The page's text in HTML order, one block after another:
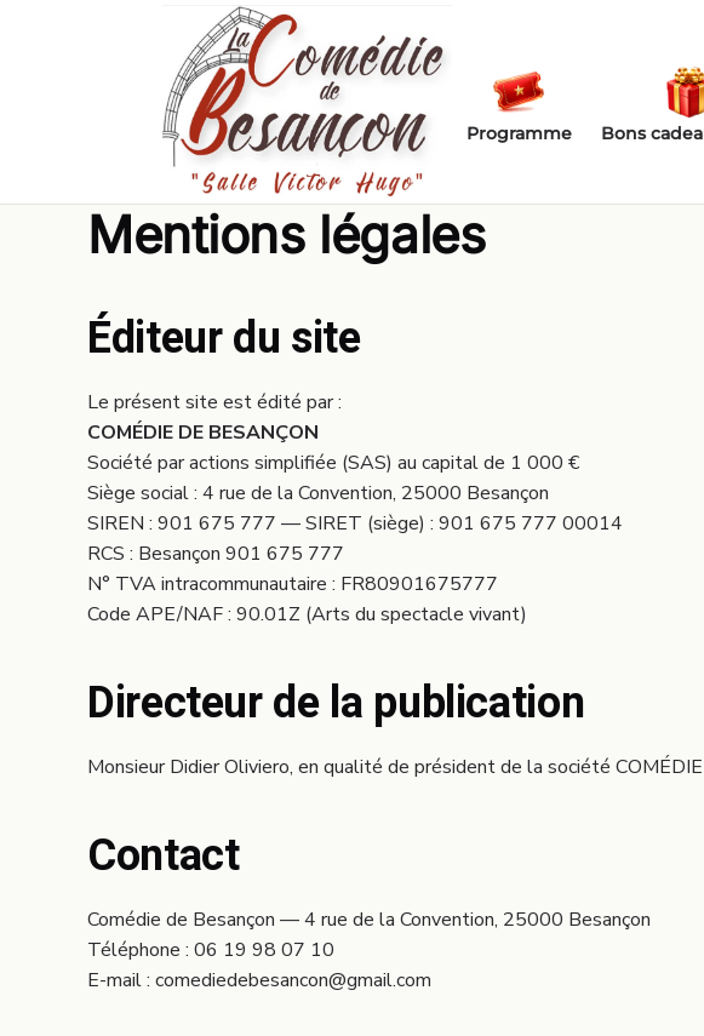
Passer au contenu principal
Programme Bons
Mentions légales
Éditeur du site
Le présent site est édité par :
COMÉDIE DE BESANÇON
Société par actions simplifiée (SAS) au capital de 1 000 €
Siège social : 4 rue de la Convention, 25000 Besançon
SIREN : 901 675 777 — SIRET (siège) : 901 675 777 00014
RCS : Besançon 901 675 777
N° TVA intracommunautaire : FR80901675777
Code APE/NAF : 90.01Z (Arts du spectacle vivant)
Directeur de la publication
Monsieur Didier Oliviero, en qualité de président de la société
Contact
Comédie de Besançon — 4 rue de la Convention, 25000 Besançon
Téléphone : 06 19 98 07 10
E-mail : comediedebesancon@gmail.com